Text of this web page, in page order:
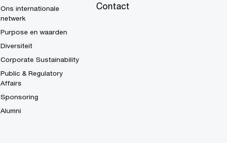
Ons internationale
netwerk
Purpose en waarden
Diversiteit
Corporate Sustainability
Public & Regulatory
Affairs
Sponsoring
Alumni
Contact